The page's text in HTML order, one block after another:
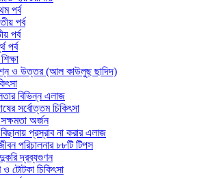
পর্ব
পর্ব
পর্ব
পর্ব
ও উত্তর (আল কাউলুছ ছাদিদ)
বিভিন্ন এলাজ
সর্বোত্তম চিকিৎসা
অর্জন
প্রস্রাব না করার এলাজ
পরিচালনার ৮৮টি টিপস
দ্রব্যগুণন
টোটকা চিকিৎসা